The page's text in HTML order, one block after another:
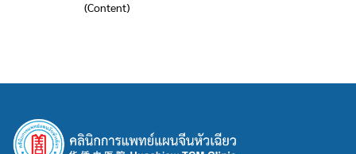
(Content)